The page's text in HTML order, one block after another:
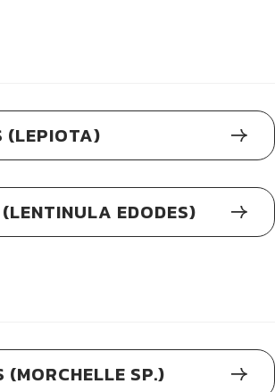
(LEPIOTA)
EDODES)
(MORCHELLE SP.)